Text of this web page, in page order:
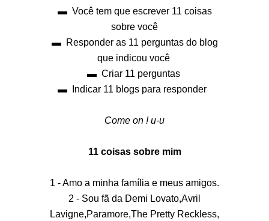
▬ Você tem que escrever 11 coisas
sobre você
▬ Responder as 11 perguntas do blog
que indicou você
▬ Criar 11 perguntas
▬ Indicar 11 blogs para responder
Come on ! u-u
11 coisas sobre mim
1 - Amo a minha família e meus amigos.
2 - Sou fã da Demi Lovato,Avril
Lavigne,Paramore,The Pretty Reckless,